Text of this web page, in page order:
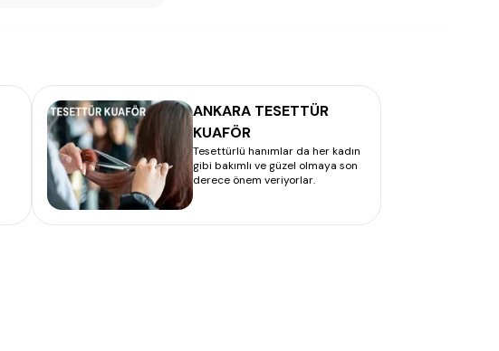
ANKARA TESETTÜR
KUAFÖR
Tesettürlü hanımlar da her kadın
gibi bakımlı ve güzel olmaya son
derece önem veriyorlar.